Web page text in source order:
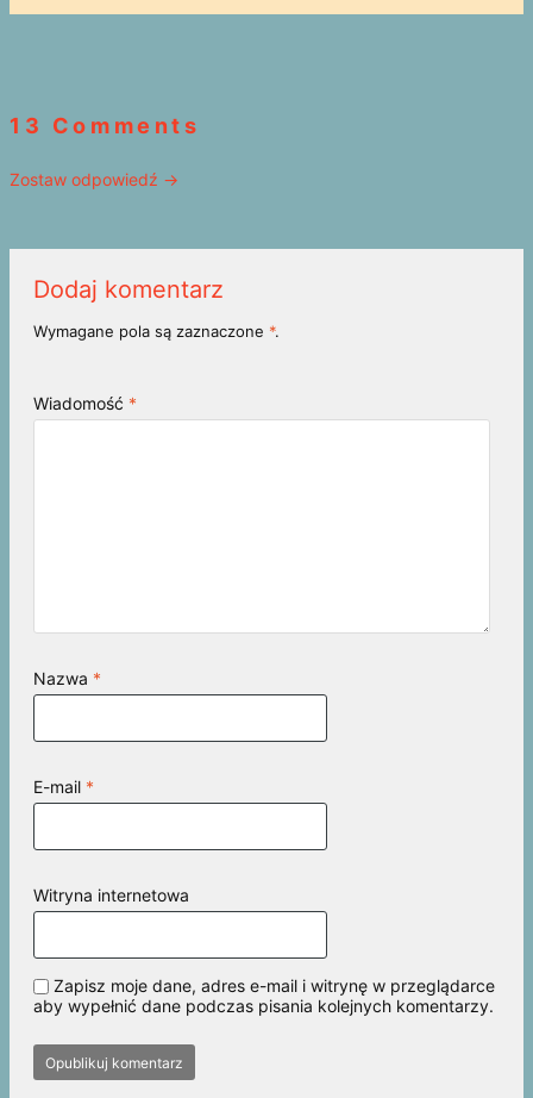
13 Comments
Zostaw odpowiedź →
Dodaj komentarz
Wymagane pola są zaznaczone *.
Wiadomość *
Nazwa *
E-mail *
Witryna internetowa
Zapisz moje dane, adres e-mail i witrynę w przeglądarce
aby wypełnić dane podczas pisania kolejnych komentarzy.